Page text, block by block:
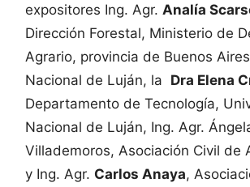
expositores Ing. Agr. Analía
Dirección Forestal, Ministerio de
Agrario, provincia de Buenos
Nacional de Luján, la Dra Elena
Departamento de Tecnología,
Nacional de Luján, Ing. Agr.
Villademoros, Asociación Civil de
y Ing. Agr. Carlos Anaya,